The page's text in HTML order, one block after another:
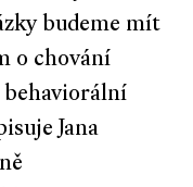
budeme mít
o chování
behaviorální
Jana